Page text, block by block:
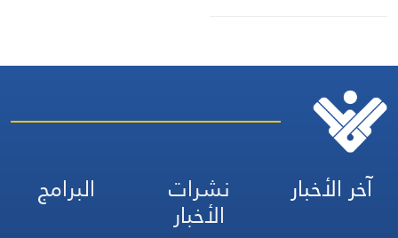
آخر الأخبار نشرات
الأخبار
البرامج